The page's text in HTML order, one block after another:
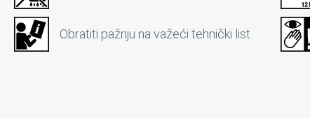
Obratiti pažnju na važeći tehnički list